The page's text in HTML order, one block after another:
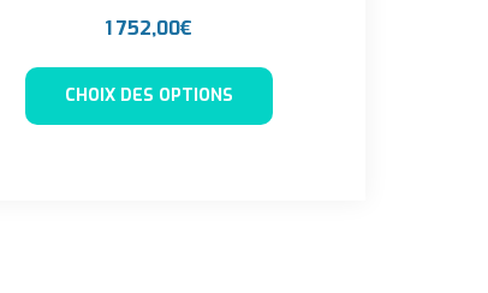
du produit
Les options peuvent être choisies sur la
1 752,00€
CHOIX DES OPTIONS
Ce produit a plusieurs